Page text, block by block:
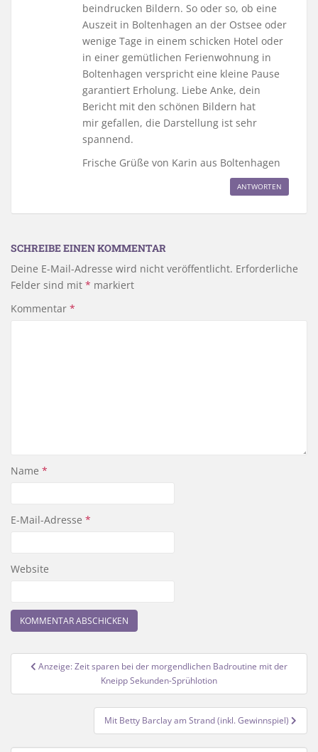
beindrucken Bildern. So oder so, ob eine
Auszeit in Boltenhagen an der Ostsee oder
wenige Tage in einem schicken Hotel oder
in einer gemütlichen Ferienwohnung in
Boltenhagen verspricht eine kleine Pause
garantiert Erholung. Liebe Anke, dein
Bericht mit den schönen Bildern hat
mir gefallen, die Darstellung ist sehr
spannend.
Frische Grüße von Karin aus Boltenhagen
ANTWORTEN
SCHREIBE EINEN KOMMENTAR
Deine E-Mail-Adresse wird nicht veröffentlicht. Erforderliche
Felder sind mit * markiert
Kommentar *
Name *
E-Mail-Adresse *
Website
Beitragsnavigation
Anzeige: Zeit sparen bei der morgendlichen Badroutine mit der
Kneipp Sekunden-Sprühlotion
Mit Betty Barclay am Strand (inkl. Gewinnspiel)